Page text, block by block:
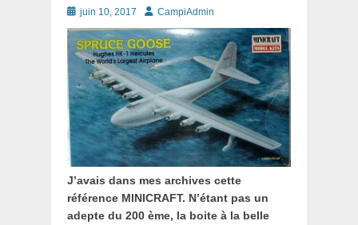
Posté
le
juin 10, 2017 AuteurCampiAdmin
J’avais dans mes archives cette
référence MINICRAFT. N’étant pas un
adepte du 200 ème, la boite à la belle